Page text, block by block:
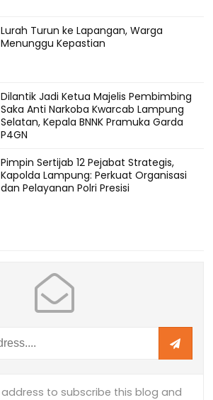
Lurah Turun ke Lapangan, Warga
Menunggu Kepastian
Dilantik Jadi Ketua Majelis Pembimbing
Saka Anti Narkoba Kwarcab Lampung
Selatan, Kepala BNNK Pramuka Garda
P4GN
Pimpin Sertijab 12 Pejabat Strategis,
Kapolda Lampung: Perkuat Organisasi
dan Pelayanan Polri Presisi